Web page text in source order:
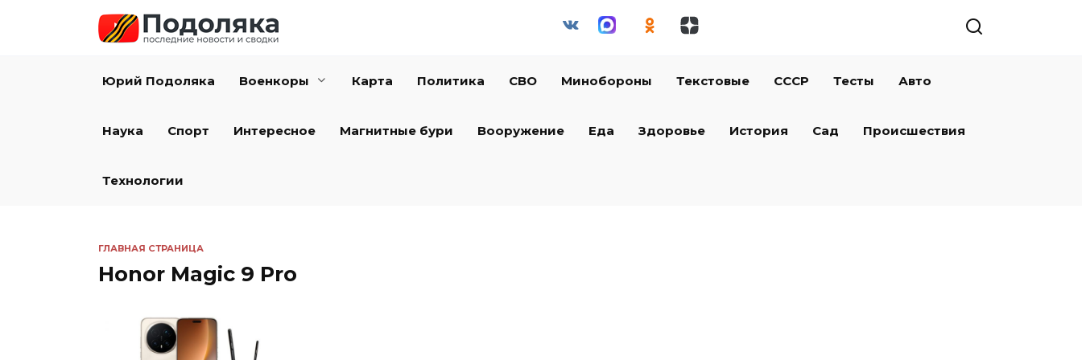
Юрий Подоляка Военкоры Карта Политика СВО Минобороны Текстовые СССР Тесты Авто
Наука Спорт Интересное Магнитные бури Вооружение Еда Здоровье История Сад Происшествия
Технологии
ГЛАВНАЯ СТРАНИЦА
Honor Magic 9 Pro